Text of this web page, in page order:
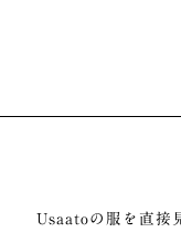
Usaatoの服を直接